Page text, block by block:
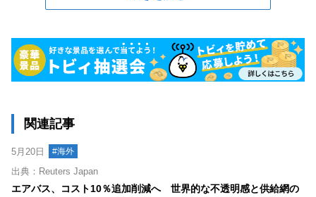
関連記事
5月20日 #海外
出典：Reuters Japan
エアバス、コスト10％追加削減へ 世界的な不透明感と供給網の